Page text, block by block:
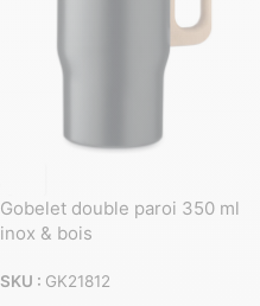
Gobelet double paroi 350 ml
inox & bois
SKU : GK21812